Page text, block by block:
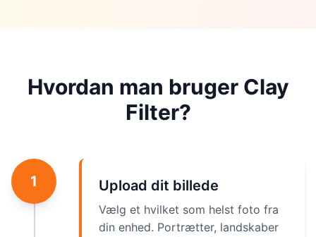
Hvordan man bruger Clay
Filter?
1 Upload dit billede
Vælg et hvilket som helst foto fra
din enhed. Portrætter, landskaber